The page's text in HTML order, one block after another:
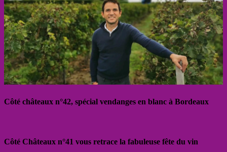
Côté châteaux n°42, spécial vendanges en blanc à Bordeaux
Côté Châteaux n°41 vous retrace la fabuleuse fête du vin